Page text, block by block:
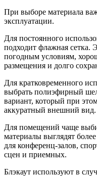
При выборе материала
эксплуатации.
Для постоянного
подходит флажная сетка.
погодным условиям,
размещения и долго
Для кратковременного
выбрать полиэфирный
вариант, который при
аккуратный внешний вид.
Для помещений чаще
материалы выглядят
для конференц-залов,
сцен и приемных.
Блэкаут используют в